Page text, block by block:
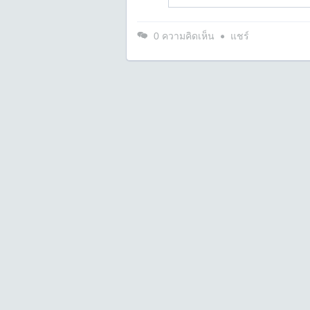
0 ความคิดเห็น แชร์